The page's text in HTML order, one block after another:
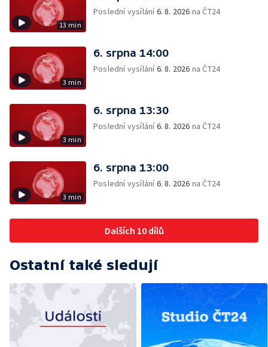
13 min
Poslední vysílání6. 8. 2026 na ČT24
3 min
6. srpna 14:00
Poslední vysílání6. 8. 2026 na ČT24
3 min
6. srpna 13:30
Poslední vysílání6. 8. 2026 na ČT24
3 min
6. srpna 13:00
Poslední vysílání6. 8. 2026 na ČT24
Dalších 10 dílů
Ostatní také sledují